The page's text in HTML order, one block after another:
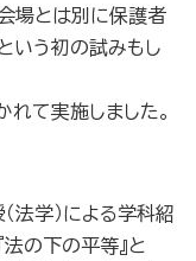
場とは別に保護者
いう初の試みもし
て実施しました。
学）による学科紹
の下の平等』と